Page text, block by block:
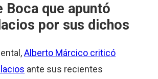
Boca que apuntó
por sus dichos
Alberto Márcico criticó
ante sus recientes